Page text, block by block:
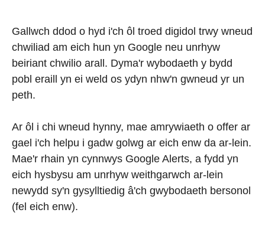
Gallwch ddod o hyd i'ch ôl troed digidol trwy wneud
chwiliad am eich hun yn Google neu unrhyw
beiriant chwilio arall. Dyma'r wybodaeth y bydd
pobl eraill yn ei weld os ydyn nhw'n gwneud yr un
peth.
Ar ôl i chi wneud hynny, mae amrywiaeth o offer ar
gael i'ch helpu i gadw golwg ar eich enw da ar-lein.
Mae'r rhain yn cynnwys Google Alerts, a fydd yn
eich hysbysu am unrhyw weithgarwch ar-lein
newydd sy'n gysylltiedig â'ch gwybodaeth bersonol
(fel eich enw).